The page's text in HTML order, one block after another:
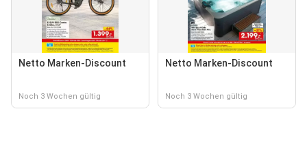
Netto Marken-Discount
Noch 3 Wochen gültig
Netto Marken-Discount
Noch 3 Wochen gültig